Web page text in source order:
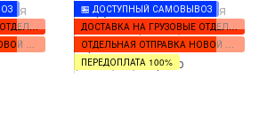
ДОСТАВКА НА ГРУЗОВЫЕ ОТДЕЛЕНИЯ
ОТДЕЛЬНАЯ ОТПРАВКА НОВОЙ ПОЧТОЙ
🏪 ДОСТУПНЫЙ САМОВЫВОЗ
ДОСТАВКА НА ГРУЗОВЫЕ ОТДЕЛЕНИЯ
ОТДЕЛЬНАЯ ОТПРАВКА НОВОЙ ПОЧТОЙ
ПЕРЕДОПЛАТА 100%